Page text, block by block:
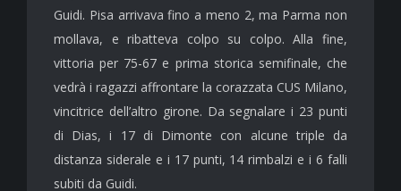
Guidi. Pisa arrivava fino a meno 2, ma Parma non
mollava, e ribatteva colpo su colpo. Alla fine,
vittoria per 75-67 e prima storica semifinale, che
vedrà i ragazzi affrontare la corazzata CUS Milano,
vincitrice dell’altro girone. Da segnalare i 23 punti
di Dias, i 17 di Dimonte con alcune triple da
distanza siderale e i 17 punti, 14 rimbalzi e i 6 falli
subiti da Guidi.